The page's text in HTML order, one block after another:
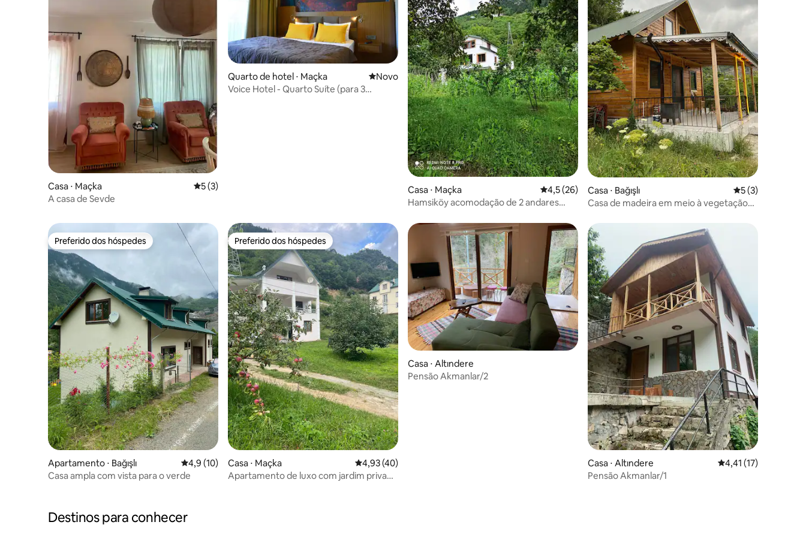
Casa ⋅ Maçka 5 de uma avaliação média de 5, 3 avaliações
5 (3)
A casa de Sevde
Quarto de hotel ⋅ Maçka Novo lugar para ficar
Novo
Voice Hotel - Quarto Suíte (para 3
Casa ⋅ Maçka 4,5 de uma avaliação média de 5, 26 avaliações
4,5 (26)
Hamsiköy acomodação de 2 andares
Casa ⋅ Bağışlı 5 de uma
5 (3)
Casa de madeira em meio à vegetação
Preferido dos hóspedes
Preferido dos hóspedes
Apartamento ⋅ Bağışlı 4,9 de uma avaliação média de 5, 10 avaliações
4,9 (10)
Casa ampla com vista para o verde
Preferido dos hóspedes
Preferido dos hóspedes
Casa ⋅ Maçka 4,93 de uma avaliação média de 5, 40 avaliações
4,93 (40)
Apartamento de luxo com jardim privado
Casa ⋅ Altındere
Pensão Akmanlar/2
Casa ⋅ Altındere 4,41 de uma
4,41 (17)
Pensão Akmanlar/1
Destinos para conhecer